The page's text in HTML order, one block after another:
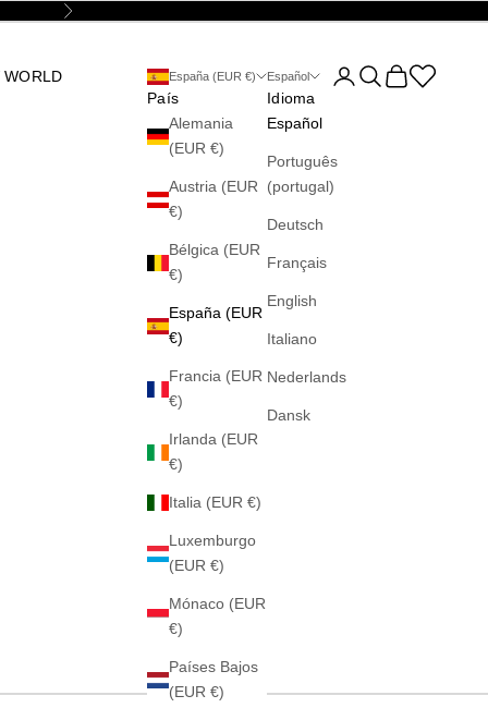
Siguiente
WORLD España (EUR €)
País
Alemania
(EUR €)
Austria (EUR
€)
Bélgica (EUR
€)
España (EUR
€)
Francia (EUR
€)
Irlanda (EUR
€)
Italia (EUR €)
Luxemburgo
(EUR €)
Mónaco (EUR
€)
Países Bajos
(EUR €)
Español
Idioma
Español
Português
(portugal)
Deutsch
Français
English
Italiano
Nederlands
Dansk
Abrir página de la
Abrir búsqueda
Abrir cesta
Abrir la